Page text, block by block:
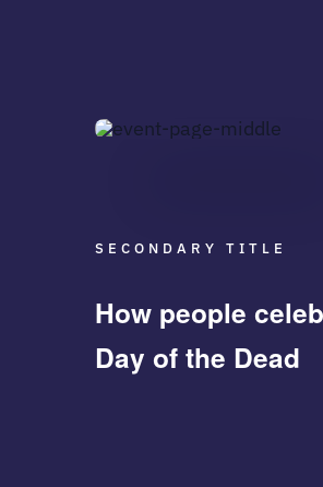
SECONDARY TITLE
How people
Day of the Dead